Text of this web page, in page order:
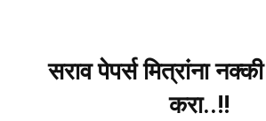
सराव पेपर्स मित्रांना नक्की
करा..!!